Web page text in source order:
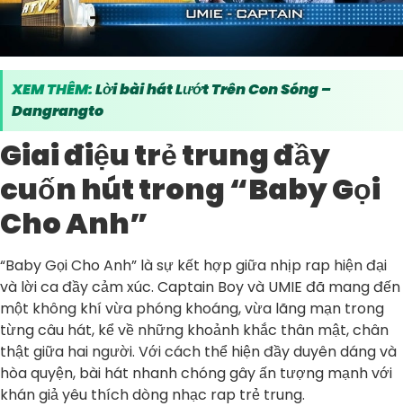
XEM THÊM:Lời bài hát Lướt Trên Con Sóng –
Dangrangto
Giai điệu trẻ trung đầy
cuốn hút trong “Baby Gọi
Cho Anh”
“Baby Gọi Cho Anh” là sự kết hợp giữa nhịp rap hiện đại
và lời ca đầy cảm xúc. Captain Boy và UMIE đã mang đến
một không khí vừa phóng khoáng, vừa lãng mạn trong
từng câu hát, kể về những khoảnh khắc thân mật, chân
thật giữa hai người. Với cách thể hiện đầy duyên dáng và
hòa quyện, bài hát nhanh chóng gây ấn tượng mạnh với
khán giả yêu thích dòng nhạc rap trẻ trung.